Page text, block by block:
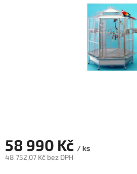
58 990 Kč / ks
48 752,07 Kč bez DPH